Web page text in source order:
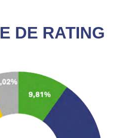
DE RATING